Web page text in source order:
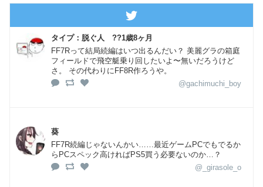
タイプ：脱ぐ人 ??1歳8ヶ月
FF7Rって結局続編はいつ出るんだい？ 美麗グラの箱庭
フィールドで飛空艇乗り回したいよ〜無いだろうけど
さ。 その代わりにFF8R作ろうや。
@gachimuchi_boy
葵
FF7R続編じゃないんかい……最近ゲームPCでもでるか
らPCスペック高ければPS5買う必要ないのか…？
@_girasole_o